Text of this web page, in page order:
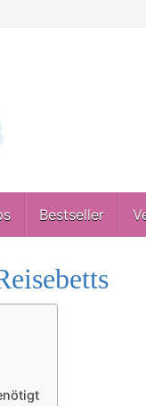
Bestseller